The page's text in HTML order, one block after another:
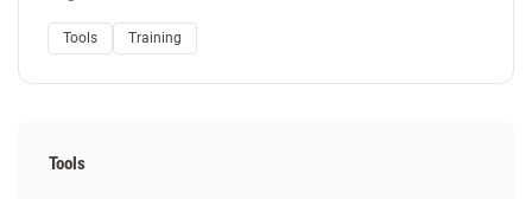
Tools Training
Tools